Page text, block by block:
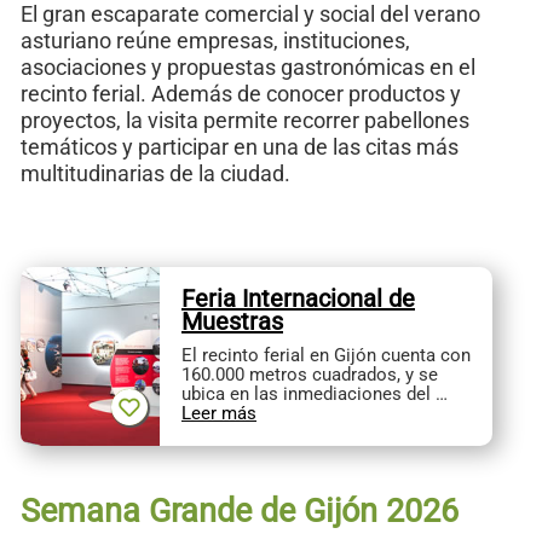
El gran escaparate comercial y social del verano
asturiano reúne empresas, instituciones,
asociaciones y propuestas gastronómicas en el
recinto ferial. Además de conocer productos y
proyectos, la visita permite recorrer pabellones
temáticos y participar en una de las citas más
multitudinarias de la ciudad.
Feria Internacional de
Muestras
El recinto ferial en Gijón cuenta con
160.000 metros cuadrados, y se
ubica en las inmediaciones del …
Leer más
Semana Grande de Gijón 2026